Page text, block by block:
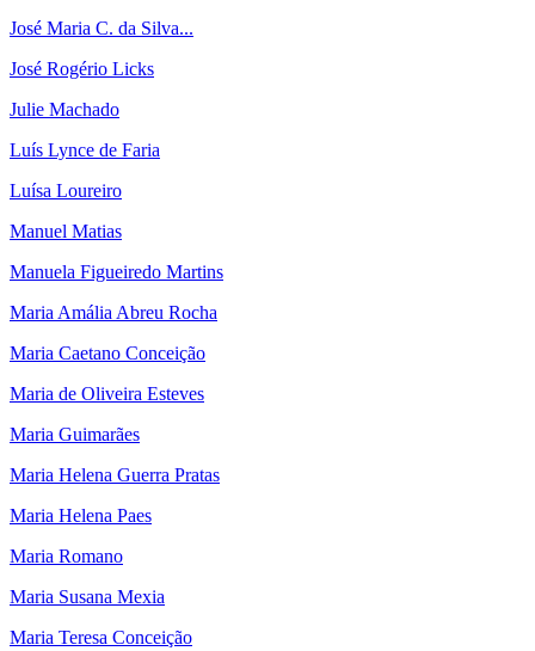
José Maria C. da Silva...
José Rogério Licks
Julie Machado
Luís Lynce de Faria
Luísa Loureiro
Manuel Matias
Manuela Figueiredo Martins
Maria Amália Abreu Rocha
Maria Caetano Conceição
Maria de Oliveira Esteves
Maria Guimarães
Maria Helena Guerra Pratas
Maria Helena Paes
Maria Romano
Maria Susana Mexia
Maria Teresa Conceição